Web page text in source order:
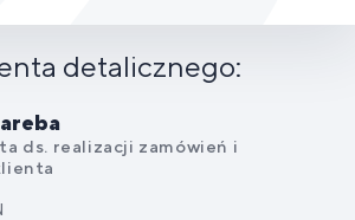
detalicznego:
ds. realizacji zamówień i